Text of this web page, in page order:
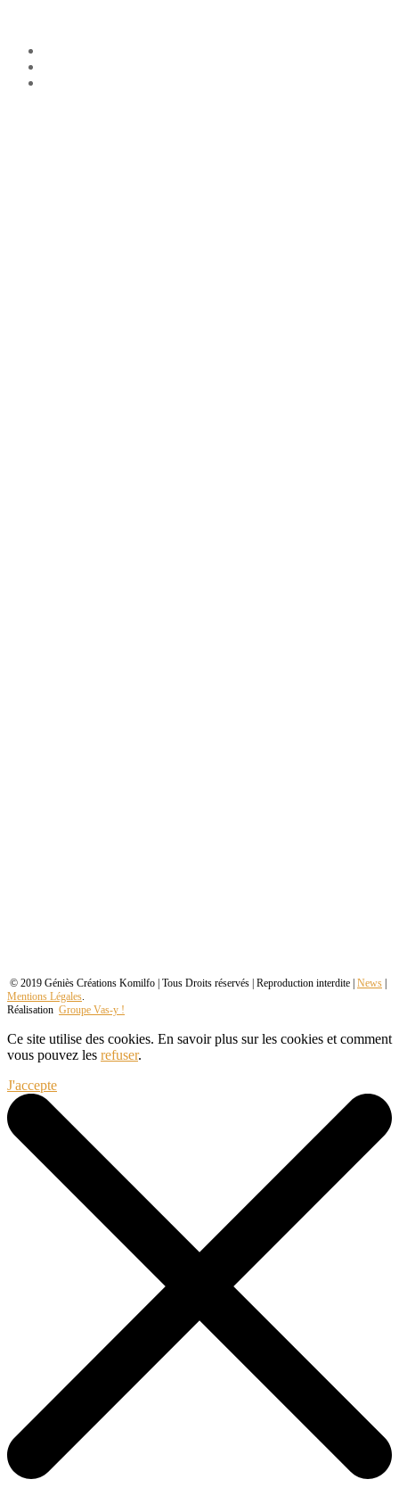
© 2019 Géniès Créations Komilfo | Tous Droits réservés | Reproduction interdite | News
Mentions Légales.
Réalisation Groupe Vas-y !
Ce site utilise des cookies. En savoir plus sur les cookies et comment
vous pouvez les refuser.
J'accepte